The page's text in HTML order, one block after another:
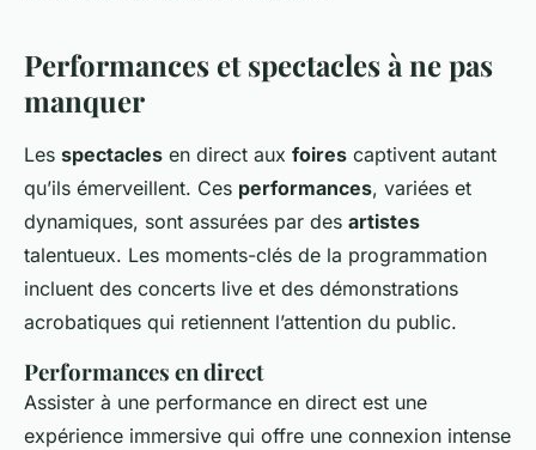
Performances et spectacles à ne pas
manquer
Les spectacles en direct aux foires captivent autant
qu’ils émerveillent. Ces performances, variées et
dynamiques, sont assurées par des artistes
talentueux. Les moments-clés de la programmation
incluent des concerts live et des démonstrations
acrobatiques qui retiennent l’attention du public.
Performances en direct
Assister à une performance en direct est une
expérience immersive qui offre une connexion intense